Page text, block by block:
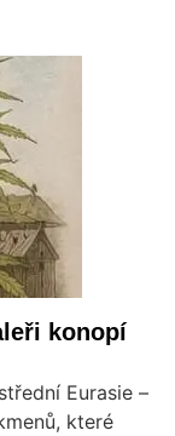
konopí
Eurasie –
které